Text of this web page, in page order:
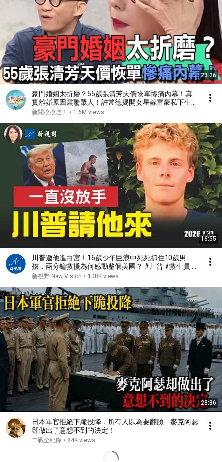
23:26
豪門婚姻太折磨？55歲張清芳天價恢單慘痛內幕！真
實離婚原因震驚眾人！許常德揭開女星嫁富豪私下生活
多辛酸【新聞挖挖哇】
新聞挖挖哇！ • 1.6M views
16:55
川普邀他進白宮！16歲少年巨浪中死死抓住10歲男
孩，兩分鐘救援為何感動整個美國？ #川普 #救生員 #
美國精神 | 新視野 第2467期 20260731
新視野 New Vision • 108K views
28:36
日本軍官拒絕下跪投降，所有人以為要翻臉，麥克阿瑟
卻做出了意想不到的決定！
二戰全紀錄 • 84K views